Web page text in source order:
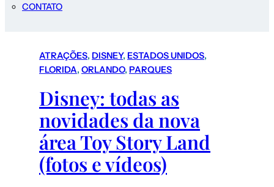
CONTATO
ATRAÇÕES, DISNEY, ESTADOS UNIDOS
FLORIDA, ORLANDO, PARQUES
Disney: todas as
novidades da nova
área Toy Story Land
(fotos e vídeos)